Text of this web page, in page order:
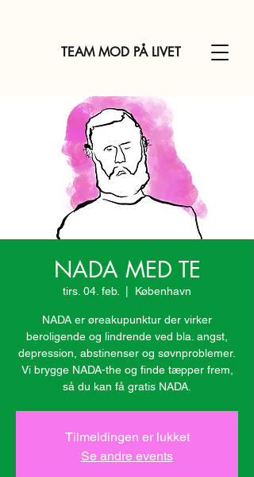
TEAM MOD PÅ LIVET
NADA MED TE
tirs. 04. feb. København
NADA er øreakupunktur der virker
beroligende og lindrende ved bla. angst,
depression, abstinenser og søvnproblemer.
Vi brygge NADA-the og finde tæpper frem,
så du kan få gratis NADA.
Tilmeldingen er lukket
Se andre events